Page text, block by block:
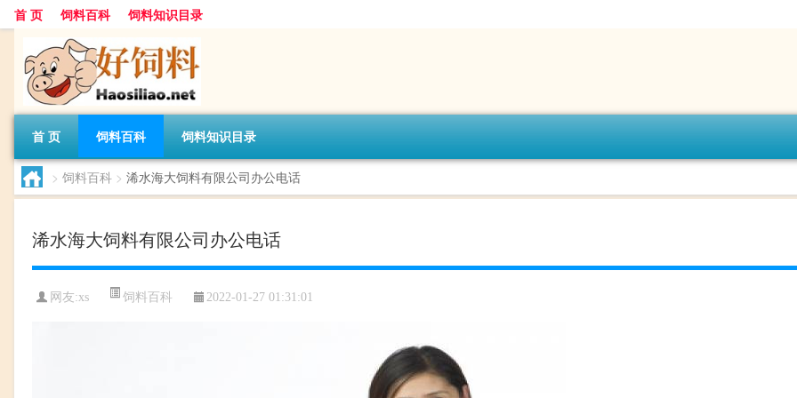
首 页 饲料百科 饲料知识目录
首 页 饲料百科 饲料知识目录
> 饲料百科 > 浠水海大饲料有限公司办公电话
浠水海大饲料有限公司办公电话
网友:xs 饲料百科 2022-01-27 01:31:01